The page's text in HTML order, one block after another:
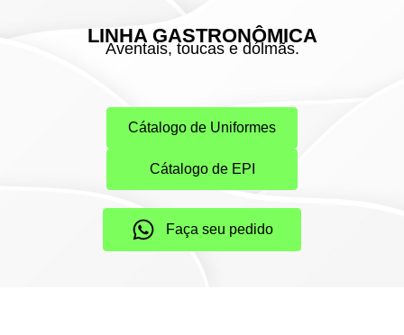
LINHA GASTRONÔMICA
Aventais, toucas e dólmãs.
Cátalogo de Uniformes
Cátalogo de EPI
Faça seu pedido